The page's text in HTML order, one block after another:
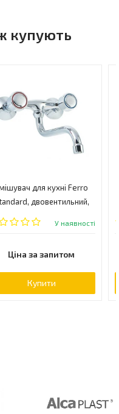
купують
для кухні Ferro
двовентильний,
хром (BST5)
У наявності
Ціна за запитом
Купити